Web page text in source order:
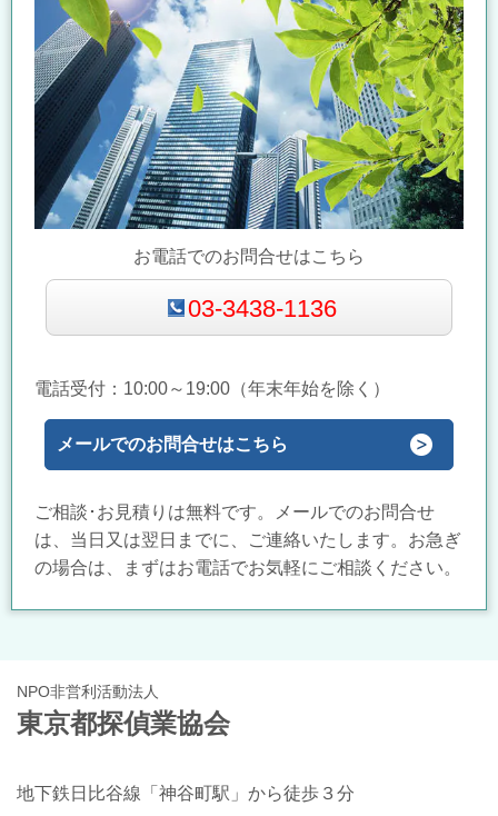
お電話でのお問合せはこちら
03-3438-1136
電話受付：10:00～19:00（年末年始を除く）
メールでのお問合せはこちら
ご相談･お見積りは無料です。メールでのお問合せ
は、当日又は翌日までに、ご連絡いたします。お急ぎ
の場合は、まずはお電話でお気軽にご相談ください。
NPO非営利活動法人
東京都探偵業協会
地下鉄日比谷線「神谷町駅」から徒歩３分